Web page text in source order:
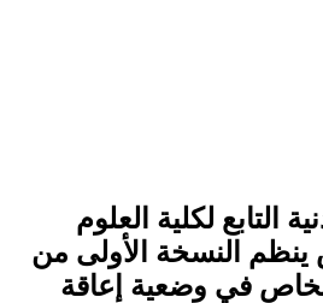
التابع لكلية العلوم
ينظم النسخة الأولى من
في وضعية إعاقة